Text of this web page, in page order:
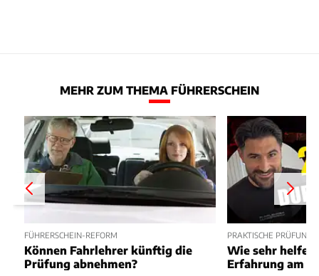
MEHR ZUM THEMA FÜHRERSCHEIN
FÜHRERSCHEIN-REFORM
Können Fahrlehrer künftig die
Prüfung abnehmen?
PRAKTISCHE PRÜFUNG
Wie sehr helfen
Erfahrung am